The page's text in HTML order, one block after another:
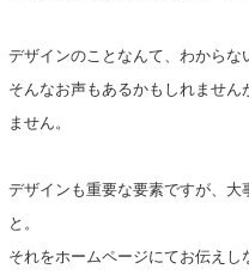
デザインのことなんて、わからな
そんなお声もあるかもしれませ
ません。
デザインも重要な要素ですが、大
と。
それをホームページにてお伝えし